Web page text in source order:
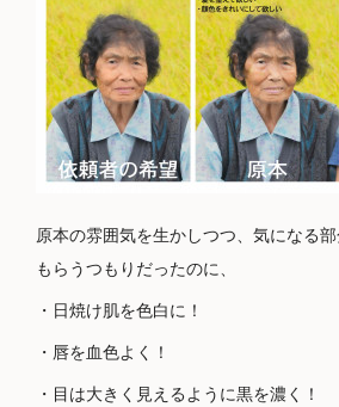
原本の雰囲気を生かしつつ、気になる
もらうつもりだったのに、
・日焼け肌を色白に！
・唇を血色よく！
・目は大きく見えるように黒を濃く！